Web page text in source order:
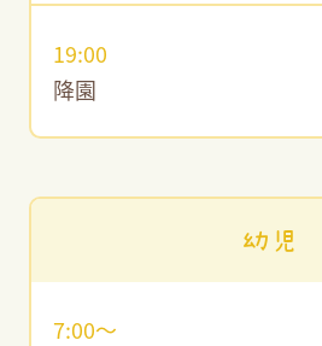
19:00
降園
幼児
7:00〜